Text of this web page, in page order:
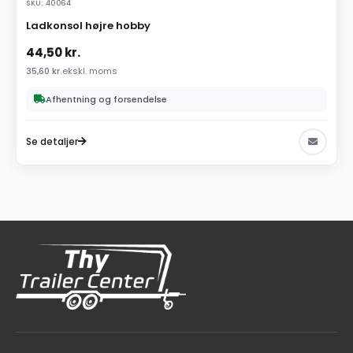
SKU: 40064
Ladkonsol højre hobby
44,50kr.
35,60 kr.ekskl. moms
Afhentning og forsendelse
Se detaljer